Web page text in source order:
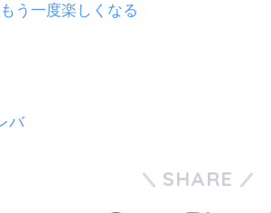
う一度楽しくなる
バ
SHARE